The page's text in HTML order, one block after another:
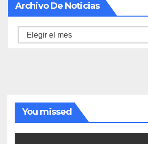
Archivo De Noticias
Archivo
You missed